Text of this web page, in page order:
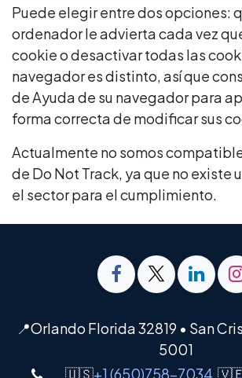
Puede elegir entre dos opciones:
ordenador le advierta cada vez
cookie o desactivar todas las
navegador es distinto, así que
de Ayuda de su navegador para
forma correcta de modificar sus
Actualmente no somos
de Do Not Track, ya que no existe
el sector para el cumplimiento.
📍Orlando Florida 32819 • San
5001
🇺🇸+1 (650)758-7034